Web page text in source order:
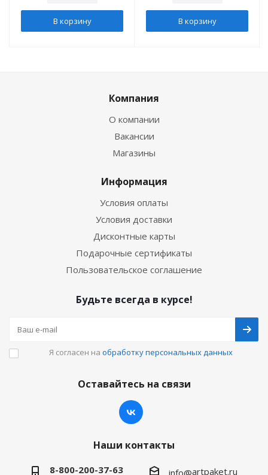
В корзину В корзину
Компания
О компании
Вакансии
Магазины
Информация
Условия оплаты
Условия доставки
Дисконтные карты
Подарочные сертификаты
Пользовательское соглашение
Будьте всегда в курсе!
Я согласен на обработку персональных данных
Оставайтесь на связи
Наши контакты
8-800-200-37-63 info@artpaket.ru